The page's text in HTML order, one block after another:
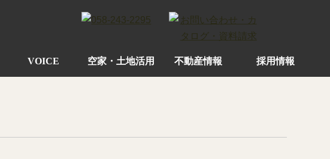
VOICE 空家・土地活用 不動産情報 採用情報